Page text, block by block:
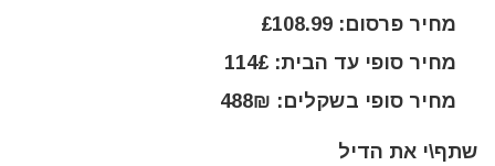
מחיר פרסום: £108.99
מחיר סופי עד הבית: 114£
מחיר סופי בשקלים: 488₪
שתף\י את הדיל